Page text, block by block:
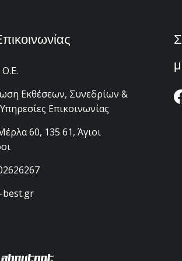
Ο.Ε.
Εκθέσεων, Συνεδρίων &
Επικοινωνίας
60, 135 61, Άγιοι
best.gr